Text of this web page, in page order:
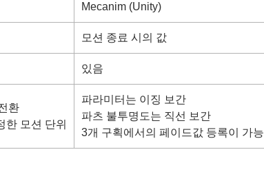
Mecanim (Unity)
모션 종료 시의 값
있음
환
한 모션 단위
파라미터는 이징 보간
파츠 불투명도는 직선 보간
3개 구획에서의 페이드값 등록이 가능